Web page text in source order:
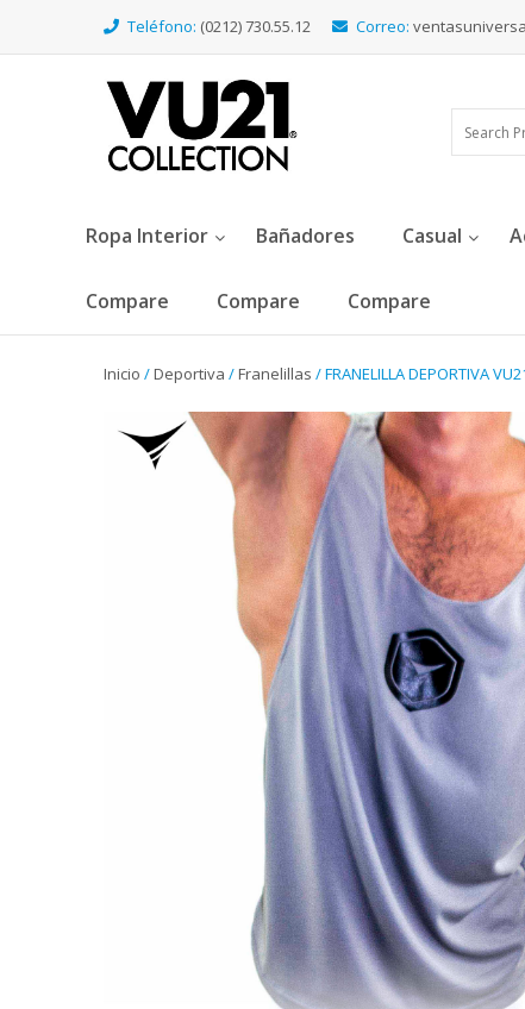
Teléfono: (0212) 730.55.12 Correo:
Ropa Interior Bañadores Casual
Compare Compare Compare
Inicio /Deportiva /Franelillas / FRANELILLA DEPORTIVA